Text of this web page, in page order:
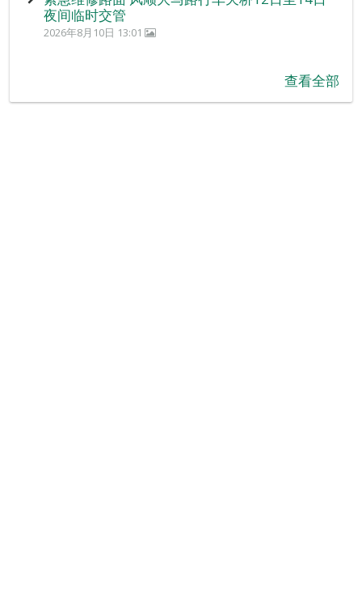
夜间临时交管
2026年8月10日 13:01
查看全部